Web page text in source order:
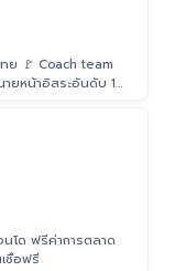
ยหน้าอิสระอันดับ 1
โด ฟรีค่าการตลาด
ชื่อฟรี